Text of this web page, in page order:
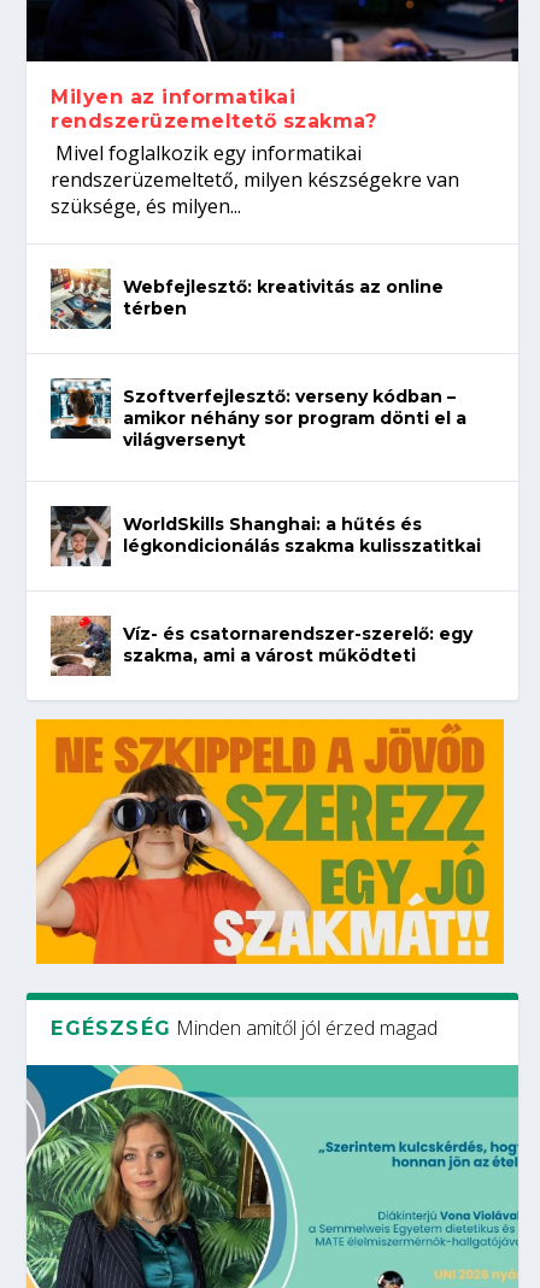
koffeinről?
Így növelheted az esélyedet az
állásinterjúra...
Tanulj szakmát!
Milyen az informatikai
rendszerüzemeltető szakma?
Mivel foglalkozik egy informatikai
rendszerüzemeltető, milyen készségekre van
szüksége, és milyen...
Webfejlesztő: kreativitás az online
térben
Szoftverfejlesztő: verseny kódban –
amikor néhány sor program dönti el a
világversenyt
WorldSkills Shanghai: a hűtés és
légkondicionálás szakma kulisszatitkai
Víz- és csatornarendszer-szerelő: egy
szakma, ami a várost működteti
EGÉSZSÉG Minden amitől jól érzed magad